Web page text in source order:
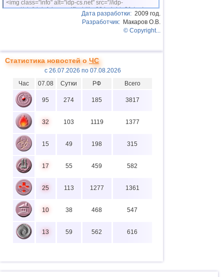
<img class="info" alt="idp-cs.net" src="//idp-
cs.net/pix/idpinfok_sm.gif" width=88 height=31 /></a>
Дата разработки: 2009 год.
Разработчик: Макаров О.В.
© Copyright...
Статистика новостей оЧС
с 26.07.2026 по 07.08.2026
Час
07.08 Сутки РФ Всего
95 274 185 3817
32 103 1119 1377
15 49 198 315
17 55 459 582
25 113 1277 1361
10 38 468 547
13 59 562 616